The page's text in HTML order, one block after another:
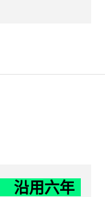
沿用六年